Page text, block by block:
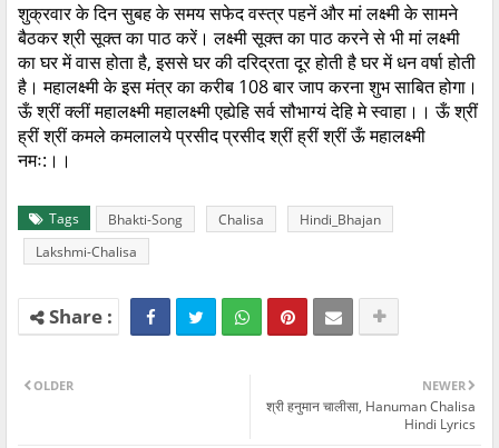
शुक्रवार के दिन सुबह के समय सफेद वस्त्र पहनें और मां लक्ष्मी के सामने
बैठकर श्री सूक्त का पाठ करें। लक्ष्मी सूक्त का पाठ करने से भी मां लक्ष्मी
का घर में वास होता है, इससे घर की दरिद्रता दूर होती है घर में धन वर्षा होती
है। महालक्ष्मी के इस मंत्र का करीब 108 बार जाप करना शुभ साबित होगा।
ऊँ श्रीं क्लीं महालक्ष्मी महालक्ष्मी एह्येहि सर्व सौभाग्यं देहि मे स्वाहा।। ऊँ श्रीं
ह्रीं श्रीं कमले कमलालये प्रसीद प्रसीद श्रीं ह्रीं श्रीं ऊँ महालक्ष्मी
नमः:।।
Tags Bhakti-Song Chalisa
Hindi_Bhajan
Lakshmi-Chalisa
NEWER
श्री हनुमान चालीसा, Hanuman Chalisa
Hindi Lyrics
OLDER